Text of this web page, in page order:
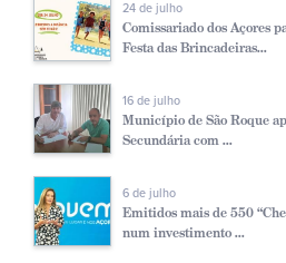
24 de julho
Comissariado dos Açores
Festa das Brincadeiras...
16 de julho
Município de São Roque
Secundária com ...
6 de julho
Emitidos mais de 550
num investimento ...